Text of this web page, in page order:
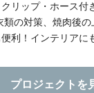
リップ・ホース付
の対策、焼肉後
利！インテリアに
プロジェクトを